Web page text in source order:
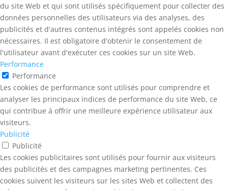
du site Web et qui sont utilisés spécifiquement pour collecter des
données personnelles des utilisateurs via des analyses, des
publicités et d'autres contenus intégrés sont appelés cookies non
nécessaires. Il est obligatoire d'obtenir le consentement de
l'utilisateur avant d'exécuter ces cookies sur un site Web.
Performance
Performance
Les cookies de performance sont utilisés pour comprendre et
analyser les principaux indices de performance du site Web, ce
qui contribue à offrir une meilleure expérience utilisateur aux
visiteurs.
Publicité
Publicité
Les cookies publicitaires sont utilisés pour fournir aux visiteurs
des publicités et des campagnes marketing pertinentes. Ces
cookies suivent les visiteurs sur les sites Web et collectent des